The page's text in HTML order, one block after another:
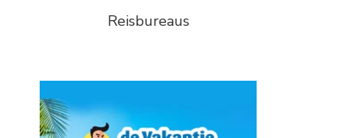
Reisbureaus